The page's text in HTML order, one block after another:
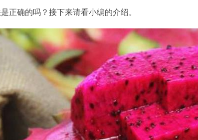
正确的吗？接下来请看小编的介绍。